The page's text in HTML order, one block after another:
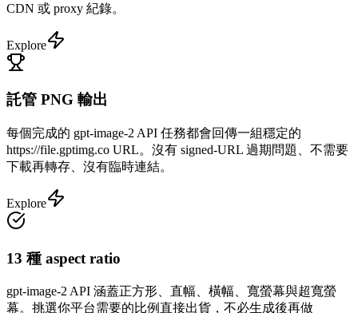
CDN 或 proxy 紀錄。
Explore
託管 PNG 輸出
每個完成的 gpt-image-2 API 任務都會回傳一組穩定的
https://file.gptimg.co URL。沒有 signed-URL 過期問題、不需要
下載再轉存、沒有臨時連結。
Explore
13 種 aspect ratio
gpt-image-2 API 涵蓋正方形、直幅、橫幅、寬螢幕與超寬螢
幕。挑選你平台需要的比例直接出貨，不必生成後再做